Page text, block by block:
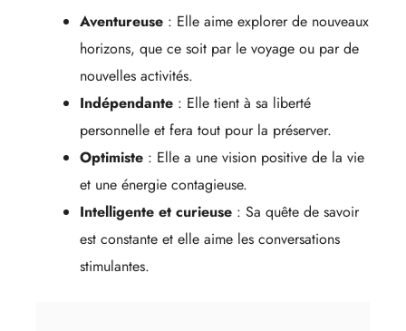
Aventureuse : Elle aime explorer de nouveaux
horizons, que ce soit par le voyage ou par de
nouvelles activités.
Indépendante : Elle tient à sa liberté
personnelle et fera tout pour la préserver.
Optimiste : Elle a une vision positive de la vie
et une énergie contagieuse.
Intelligente et curieuse : Sa quête de savoir
est constante et elle aime les conversations
stimulantes.